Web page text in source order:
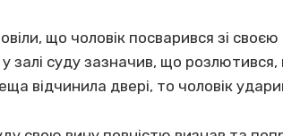
що чоловік посварився зі
залі суду зазначив, що розлютився,
відчинила двері, то чоловік